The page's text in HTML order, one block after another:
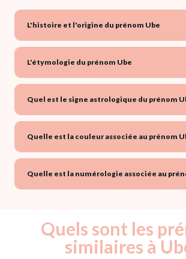
L'histoire et l'origine du prénom Ube
L'étymologie du prénom Ube
Quel est le signe astrologique du prénom
Quelle est la couleur associée au prénom
Quelle est la numérologie associée au
Quels sont les
similaires à